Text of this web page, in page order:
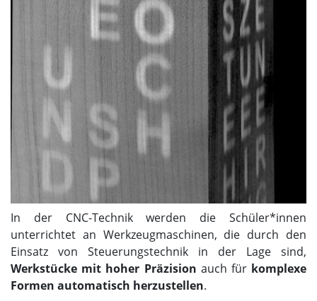
In der CNC-Technik werden die Schüler*innen
unterrichtet an Werkzeugmaschinen, die durch den
Einsatz von Steuerungstechnik in der Lage sind,
Werkstücke mit hoher Präzision auch für komplexe
Formen automatisch herzustellen.